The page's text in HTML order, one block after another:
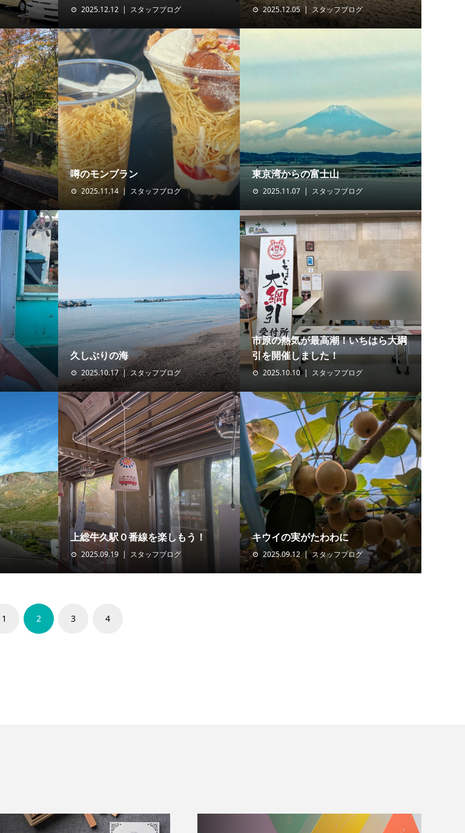
2025.12.12 スタッフブログ 2025.12.05 スタッフブログ
噂のモンブラン
2025.11.14 スタッフブログ
東京湾からの富士山
2025.11.07 スタッフブログ
久しぶりの海
2025.10.17 スタッフブログ
市原の熱気が最高潮！いちはら大綱
引を開催しました！
2025.10.10 スタッフブログ
上総牛久駅０番線を楽しもう！
2025.09.19 スタッフブログ
キウイの実がたわわに
2025.09.12 スタッフブログ
1 2 3 4